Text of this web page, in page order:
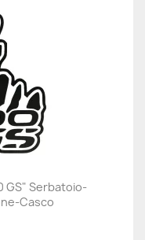
GS" Serbatoio-
Casco